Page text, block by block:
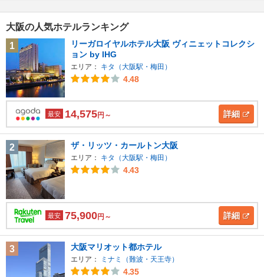
大阪の人気ホテルランキング
1
リーガロイヤルホテル大阪 ヴィニェットコレクシ
ョン by IHG
エリア： キタ（大阪駅・梅田）
4.48
最安 14,575円～ 詳細
2 ザ・リッツ・カールトン大阪
エリア： キタ（大阪駅・梅田）
4.43
最安 75,900円～ 詳細
3 大阪マリオット都ホテル
エリア： ミナミ（難波・天王寺）
4.35